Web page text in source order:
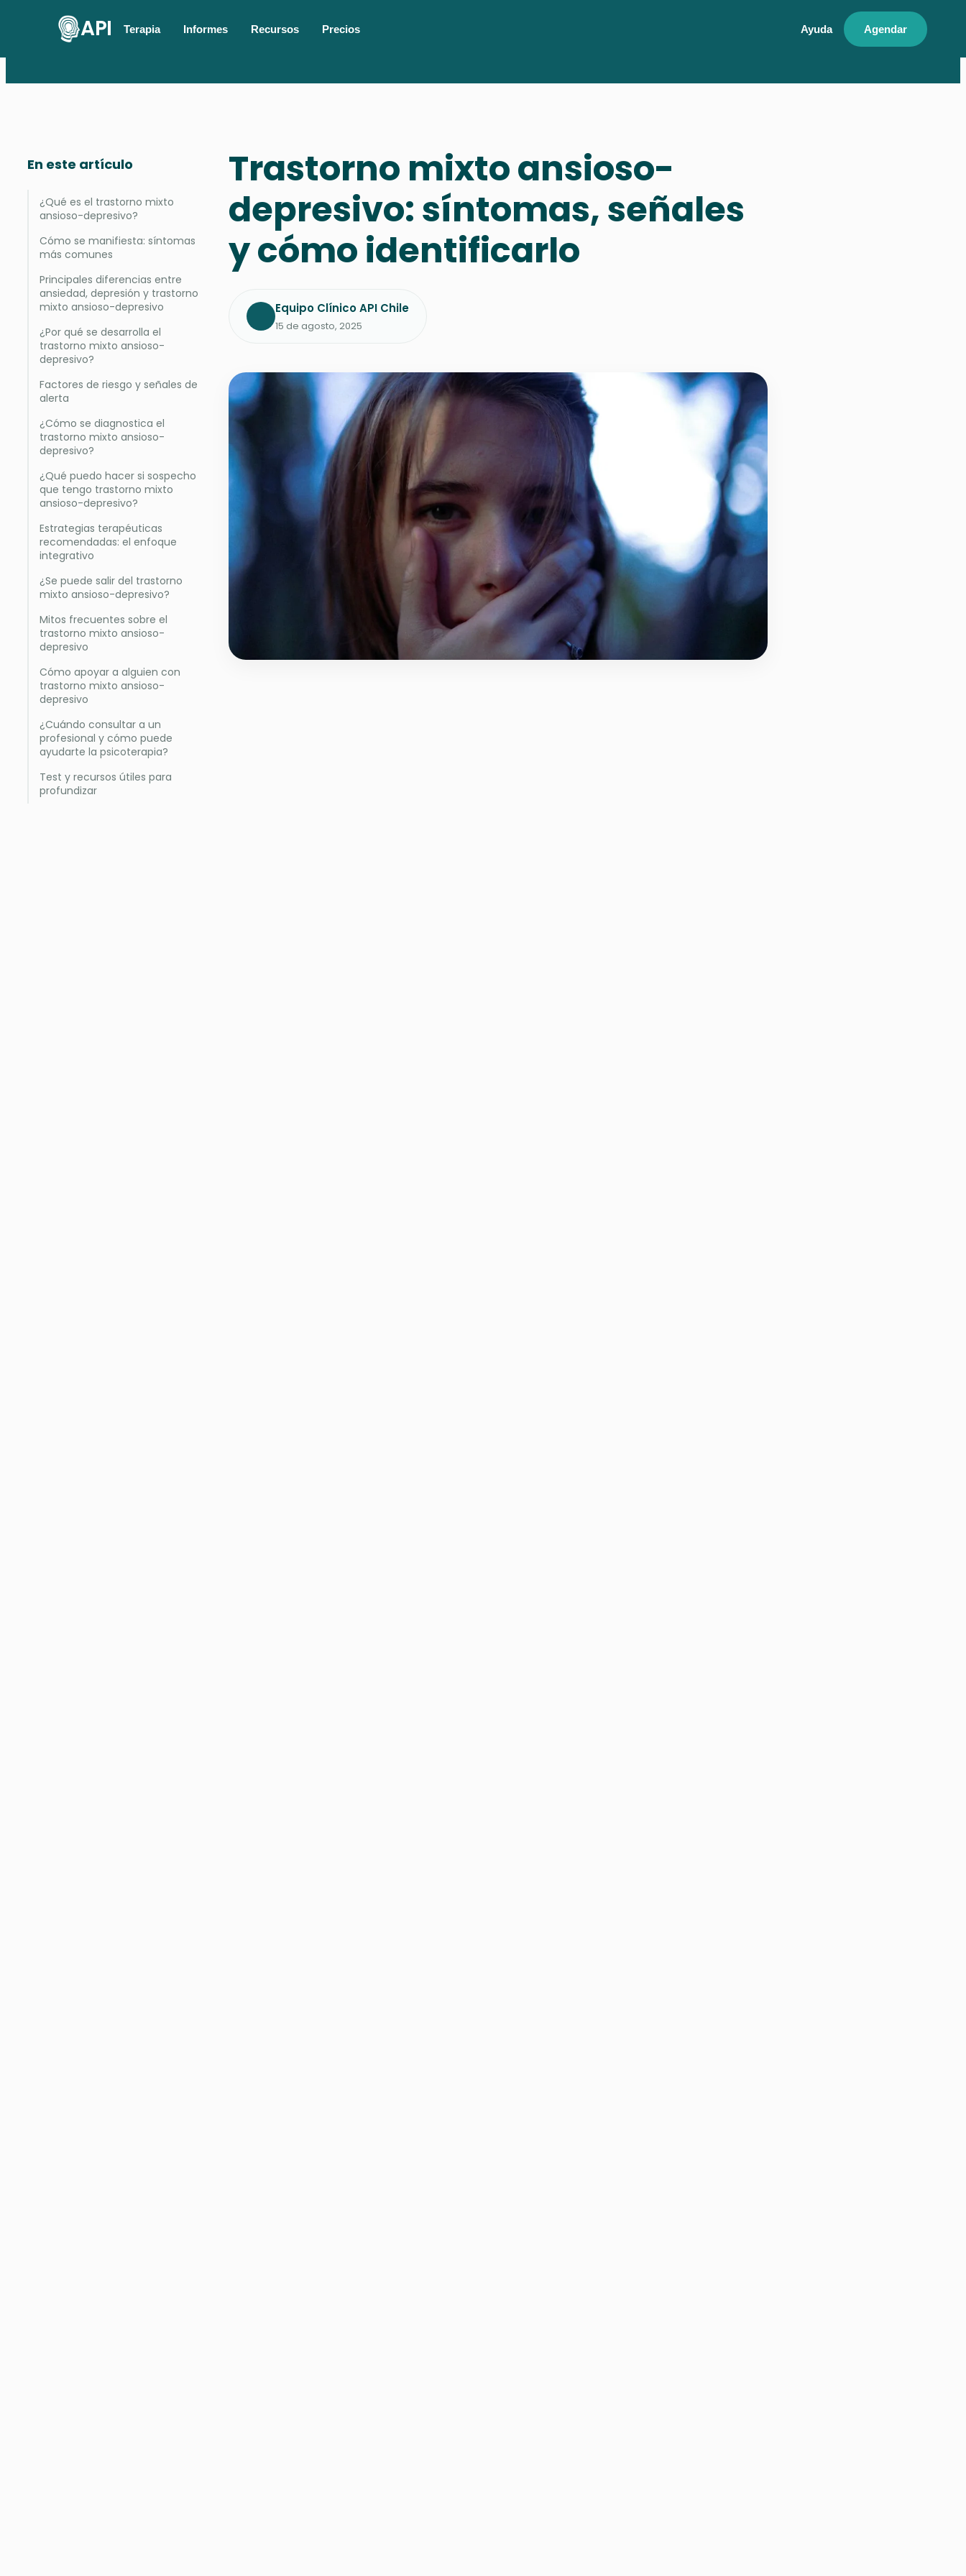
API Terapia Informes Recursos Precios Ayuda Agendar
En este artículo
¿Qué es el trastorno mixto
ansioso-depresivo?
Cómo se manifiesta: síntomas
más comunes
Principales diferencias entre
ansiedad, depresión y trastorno
mixto ansioso-depresivo
¿Por qué se desarrolla el
trastorno mixto ansioso-
depresivo?
Factores de riesgo y señales de
alerta
¿Cómo se diagnostica el
trastorno mixto ansioso-
depresivo?
¿Qué puedo hacer si sospecho
que tengo trastorno mixto
ansioso-depresivo?
Estrategias terapéuticas
recomendadas: el enfoque
integrativo
¿Se puede salir del trastorno
mixto ansioso-depresivo?
Mitos frecuentes sobre el
trastorno mixto ansioso-
depresivo
Cómo apoyar a alguien con
trastorno mixto ansioso-
depresivo
¿Cuándo consultar a un
profesional y cómo puede
ayudarte la psicoterapia?
Test y recursos útiles para
profundizar
Trastorno mixto ansioso-
depresivo: síntomas, señales
y cómo identificarlo
Equipo Clínico API Chile
15 de agosto, 2025